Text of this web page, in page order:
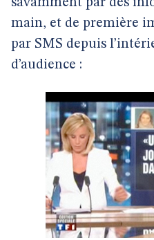
savamment par des
main, et de première
par SMS depuis
d’audience :